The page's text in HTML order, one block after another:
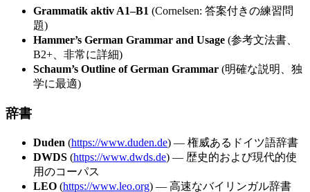
Grammatik aktiv A1–B1 (Cornelsen: 答案付きの練習問
題)
Hammer’s German Grammar and Usage (参考文法書、
B2+、非常に詳細)
Schaum’s Outline of German Grammar (明確な説明、独
学に最適)
辞書
Duden (https://www.duden.de) — 権威あるドイツ語辞書
DWDS (https://www.dwds.de) — 歴史的および現代的使
用のコーパス
LEO (https://www.leo.org) — 高速なバイリンガル辞書